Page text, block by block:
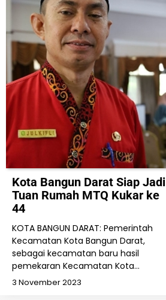
Kota Bangun Darat Siap Jadi
Tuan Rumah MTQ Kukar ke
44
KOTA BANGUN DARAT: Pemerintah
Kecamatan Kota Bangun Darat,
sebagai kecamatan baru hasil
pemekaran Kecamatan Kota…
3 November 2023